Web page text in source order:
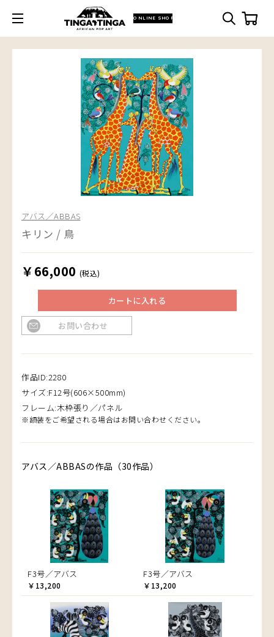
ONLINE SHOP
アバス／ABBAS
キリン / 鳥
￥66,000 (税込)
カートに入れる
お問い合わせ
作品ID:2280
サイズ:F12号(606×500mm)
フレーム:木枠張り／パネル
※額装をご希望される場合はお問い合わせください。
アバス／ABBASの作品（30作品）
F3号／アバス
￥13,200
F3号／アバス
￥13,200